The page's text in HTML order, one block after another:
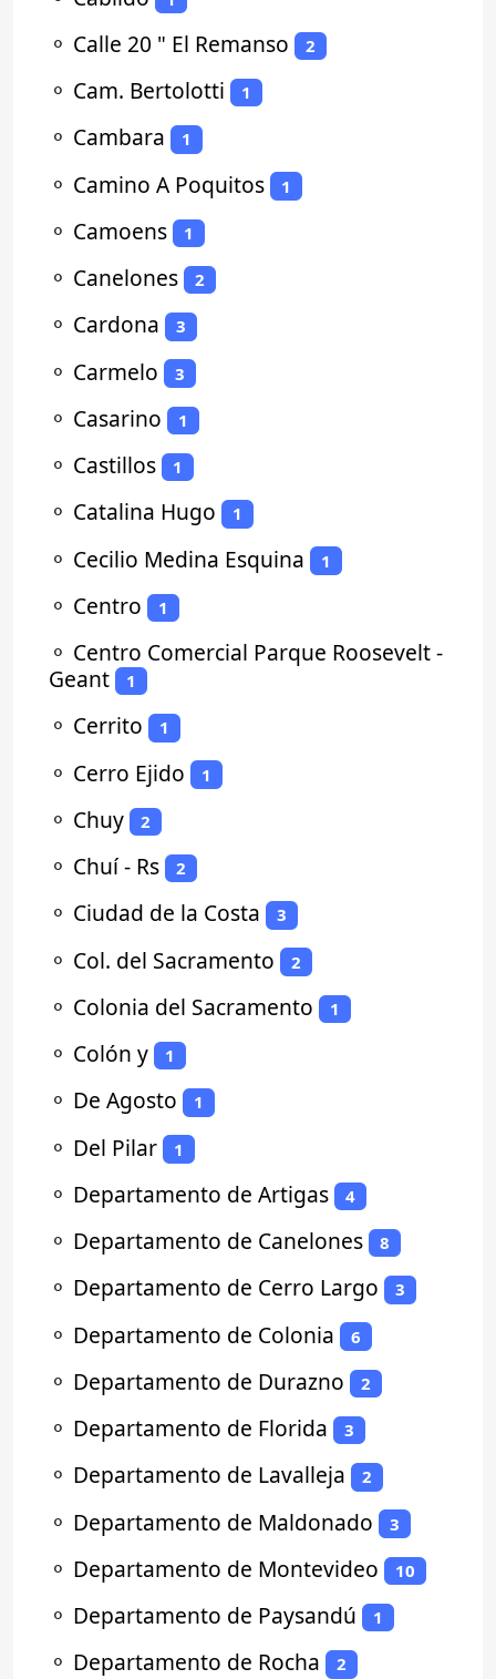
⚬ Calle 20 " El Remanso 2
⚬ Cam. Bertolotti 1
⚬ Cambara 1
⚬ Camino A Poquitos 1
⚬ Camoens 1
⚬ Canelones 2
⚬ Cardona 3
⚬ Carmelo 3
⚬ Casarino 1
⚬ Castillos 1
⚬ Catalina Hugo 1
⚬ Cecilio Medina Esquina 1
⚬ Centro 1
⚬ Centro Comercial Parque Roosevelt -
Geant
1
⚬ Cerrito 1
⚬ Cerro Ejido 1
⚬ Chuy 2
⚬ Chuí - Rs 2
⚬ Ciudad de la Costa 3
⚬ Col. del Sacramento 2
⚬ Colonia del Sacramento 1
⚬ Colón y 1
⚬ De Agosto 1
⚬ Del Pilar 1
⚬ Departamento de Artigas 4
⚬ Departamento de Canelones 8
⚬ Departamento de Cerro Largo 3
⚬ Departamento de Colonia 6
⚬ Departamento de Durazno 2
⚬ Departamento de Florida 3
⚬ Departamento de Lavalleja 2
⚬ Departamento de Maldonado 3
⚬ Departamento de Montevideo 10
⚬ Departamento de Paysandú 1
⚬ Departamento de Rocha 2